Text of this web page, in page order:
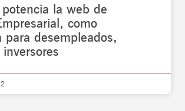
potencia la web de
como
para desempleados,